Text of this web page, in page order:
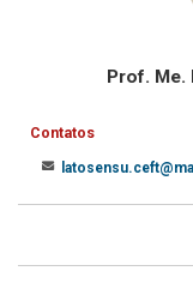
Prof. Me.
Contatos